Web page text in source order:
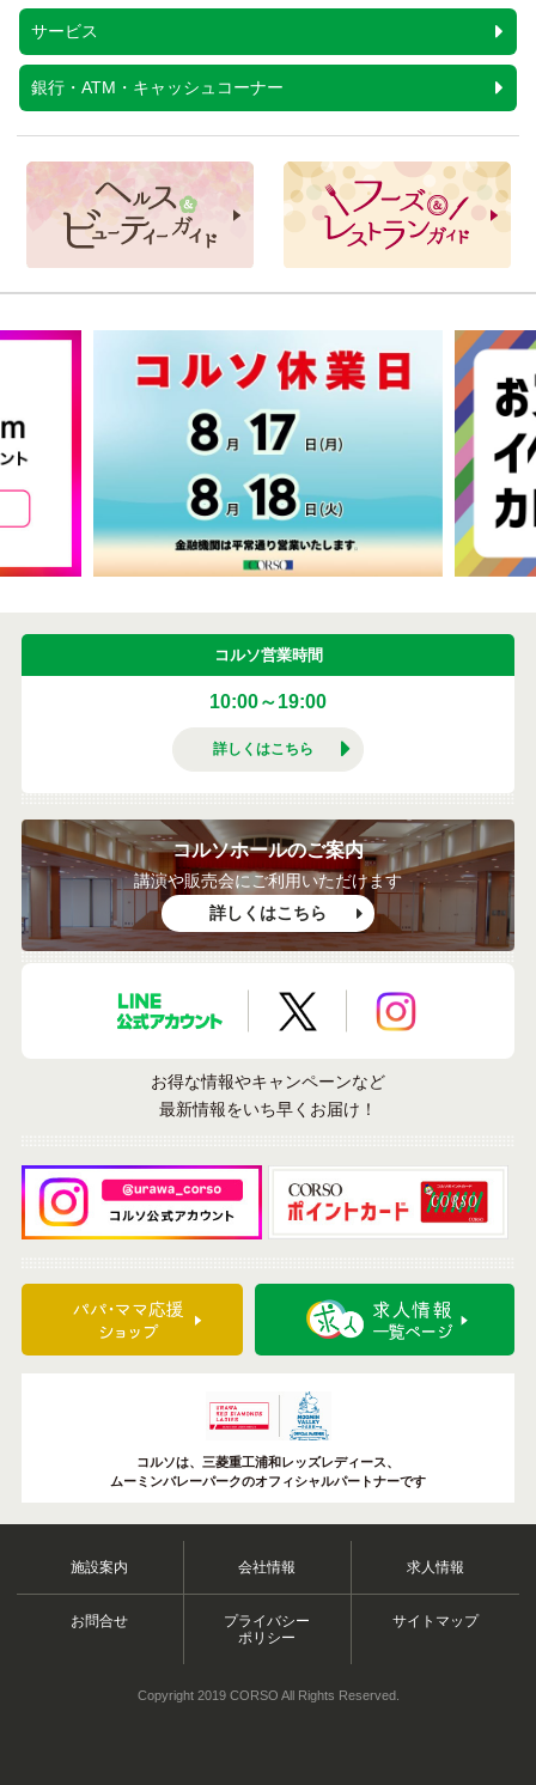
サービス
銀行・ATM・キャッシュコーナー
コルソ営業時間
10:00～19:00
詳しくはこちら
コルソホールのご案内
講演や販売会にご利用いただけます
詳しくはこちら
LINE公式アカウントX公式アカウント
お得な情報やキャンペーンなど
最新情報をいち早くお届け！
コルソは、三菱重工浦和レッズレディース、
ムーミンバレーパークのオフィシャルパートナーです
施設案内 会社情報 求人情報
お問合せ
プライバシー
ポリシー
サイトマップ
Copyright 2019 CORSO All Rights Reserved.